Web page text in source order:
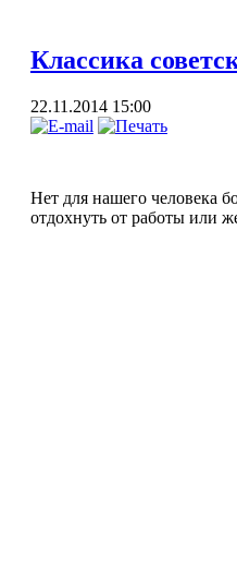
Классика
22.11.2014 15:00
Нет для нашего человека
отдохнуть от работы или